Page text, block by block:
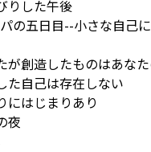
りした午後
の五日目--小さな自己
が創造したものはあな
た自己は存在しない
にはじまりあり
夜